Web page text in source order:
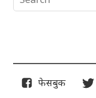
फेसबुक